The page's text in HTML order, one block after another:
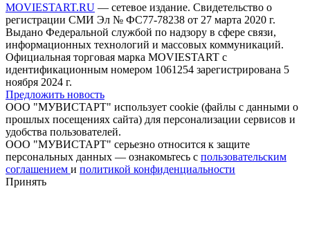
MOVIESTART.RU — сетевое издание. Свидетельство о
регистрации СМИ Эл № ФС77-78238 от 27 марта 2020 г.
Выдано Федеральной службой по надзору в сфере связи,
информационных технологий и массовых коммуникаций.
Официальная торговая марка MOVIESTART с
идентификационным номером 1061254 зарегистрирована 5
ноября 2024 г.
Предложить новость
ООО "МУВИСТАРТ" использует cookie (файлы с данными о
прошлых посещениях сайта) для персонализации сервисов и
удобства пользователей.
ООО "МУВИСТАРТ" серьезно относится к защите
персональных данных — ознакомьтесь с пользовательским
соглашением и политикой конфиденциальности
Принять